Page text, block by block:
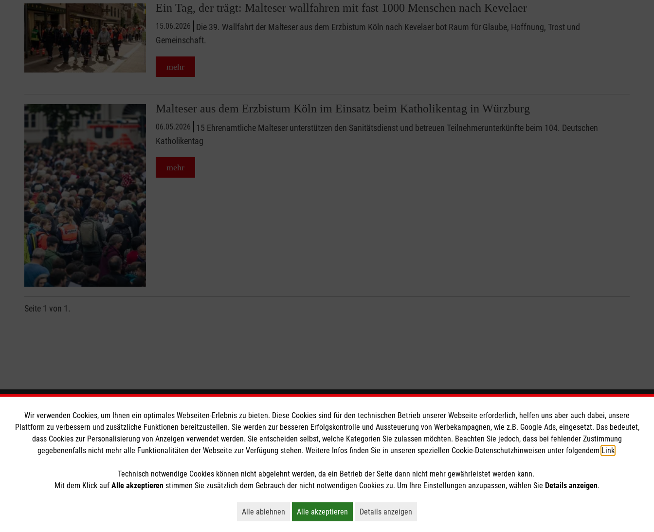
Ein Tag, der trägt: Malteser wallfahren mit fast 1000 Menschen nach Kevelaer
15.06.2026
Die 39. Wallfahrt der Malteser aus dem Erzbistum Köln nach Kevelaer bot Raum für Glaube, Hoffnung, Trost und
Gemeinschaft.
mehr
Malteser aus dem Erzbistum Köln im Einsatz beim Katholikentag in Würzburg
06.05.2026
15 Ehrenamtliche Malteser unterstützen den Sanitätsdienst und betreuen Teilnehmerunterkünfte beim 104. Deutschen
Katholikentag
mehr
Seite 1 von 1.
Informationen
Impressum
Datenschutz
Die Malteser
Malteser in Deutschland
Malteserorden
Spendenkonto
Empfänger: Malteser Hilfsdienst e.V.
Bank: Pax-Bank für Kirche und Caritas eG
BIC: GENODED1PA7
So finden Sie uns
Frankenforster Straße 21
51427 Bergisch Gladbach
kontakt.gl@malteser.org
Wir verwenden Cookies, um Ihnen ein optimales Webseiten-Erlebnis zu bieten. Diese Cookies sind für den technischen Betrieb unserer Webseite erforderlich, helfen uns aber auch dabei, unsere
Plattform zu verbessern und zusätzliche Funktionen bereitzustellen. Sie werden zur besseren Erfolgskontrolle und Aussteuerung von Werbekampagnen, wie z.B. Google Ads, eingesetzt. Das bedeutet,
dass Cookies zur Personalisierung von Anzeigen verwendet werden. Sie entscheiden selbst, welche Kategorien Sie zulassen möchten. Beachten Sie jedoch, dass bei fehlender Zustimmung
gegebenenfalls nicht mehr alle Funktionalitäten der Webseite zur Verfügung stehen. Weitere Infos finden Sie in unseren speziellen Cookie-Datenschutzhinweisen unter folgendem Link
Technisch notwendige Cookies können nicht abgelehnt werden, da ein Betrieb der Seite dann nicht mehr gewährleistet werden kann.
Mit dem Klick auf Alle akzeptieren stimmen Sie zusätzlich dem Gebrauch der nicht notwendigen Cookies zu. Um Ihre Einstellungen anzupassen, wählen Sie Details anzeigen.
Alle ablehnen
Lehnt alle nicht-essentiellen Cookies ab
Alle akzeptieren
Akzeptiert alle Cookies einschließlich Marketing und Analyse
Details anzeigen